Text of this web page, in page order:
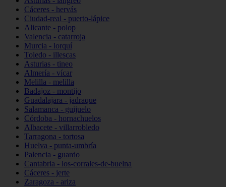
Cáceres - hervás
Ciudad-real - puerto-lápice
Alicante - polop
Valencia - catarroja
Murcia - lorquí
Toledo - illescas
Asturias - tineo
Almería - vícar
Melilla - melilla
Badajoz - montijo
Guadalajara - jadraque
Salamanca - guijuelo
Córdoba - hornachuelos
Albacete - villarrobledo
Tarragona - tortosa
Huelva - punta-umbría
Palencia - guardo
Cantabria - los-corrales-de-buelna
Cáceres - jerte
Zaragoza - ariza